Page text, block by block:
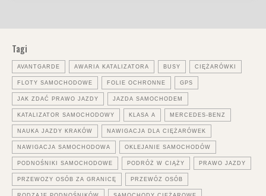
Tagi
AVANTGARDE AWARIA KATALIZATORA BUSY CIĘŻARÓWKI
FLOTY SAMOCHODOWE FOLIE OCHRONNE GPS
JAK ZDAĆ PRAWO JAZDY JAZDA SAMOCHODEM
KATALIZATOR SAMOCHODOWY KLASA A MERCEDES-BENZ
NAUKA JAZDY KRAKÓW NAWIGACJA DLA CIĘŻARÓWEK
NAWIGACJA SAMOCHODOWA OKLEJANIE SAMOCHODÓW
PODNOŚNIKI SAMOCHODOWE PODRÓŻ W CIĄŻY PRAWO JAZDY
PRZEWOZY OSÓB ZA GRANICĘ PRZEWÓZ OSÓB